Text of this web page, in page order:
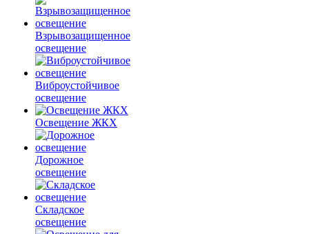
Взрывозащищенное
освещение
Виброустойчивое
освещение
Освещение ЖКХ
Дорожное
освещение
Складское
освещение